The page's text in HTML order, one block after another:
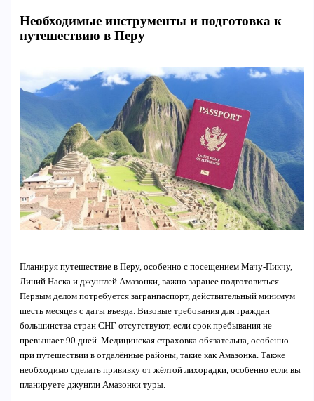
Необходимые инструменты и подготовка к
путешествию в Перу
Планируя путешествие в Перу, особенно с посещением Мачу-Пикчу,
Линий Наска и джунглей Амазонки, важно заранее подготовиться.
Первым делом потребуется загранпаспорт, действительный минимум
шесть месяцев с даты въезда. Визовые требования для граждан
большинства стран СНГ отсутствуют, если срок пребывания не
превышает 90 дней. Медицинская страховка обязательна, особенно
при путешествии в отдалённые районы, такие как Амазонка. Также
необходимо сделать прививку от жёлтой лихорадки, особенно если вы
планируете джунгли Амазонки туры.